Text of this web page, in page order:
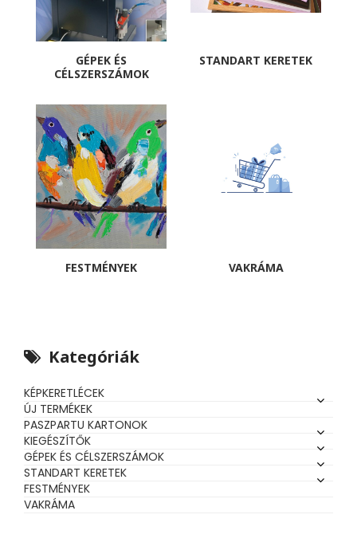
GÉPEK ÉS
CÉLSZERSZÁMOK
STANDART KERETEK
FESTMÉNYEK VAKRÁMA
Kategóriák
KÉPKERETLÉCEK
ÚJ TERMÉKEK
PASZPARTU KARTONOK
KIEGÉSZÍTŐK
GÉPEK ÉS CÉLSZERSZÁMOK
STANDART KERETEK
FESTMÉNYEK
VAKRÁMA